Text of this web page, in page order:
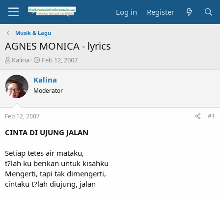
Log in Register
Musik & Lagu
AGNES MONICA - lyrics
T
r
e
a
s
t
a
e
r
Kalina
S
a
t
e
Feb 12, 2007
Kalina
Moderator
Feb 12, 2007 #1
CINTA DI UJUNG JALAN
Setiap tetes air mataku,
t?lah ku berikan untuk kisahku
Mengerti, tapi tak dimengerti,
cintaku t?lah diujung, jalan